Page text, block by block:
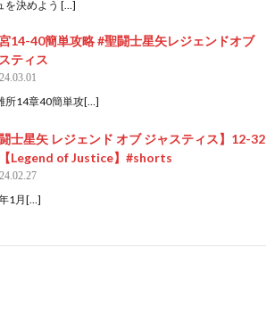
を決めよう […]
14-40簡単攻略 #聖闘士星矢レジェンドオブ
ティス
所14章40簡単攻[…]
闘士星矢 レジェンド オブ ジャスティス】12-32
Legend of Justice】#shorts
1月[…]